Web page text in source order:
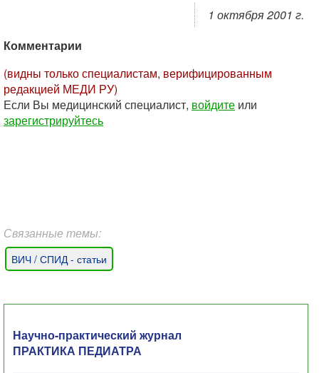
1 октября 2001 г.
Комментарии
(видны только специалистам, верифицированным
редакцией МЕДИ РУ)
Если Вы медицинский специалист, войдите или
зарегистрируйтесь
Связанные темы:
ВИЧ / СПИД - статьи
Научно-практический журнал
ПРАКТИКА ПЕДИАТРА